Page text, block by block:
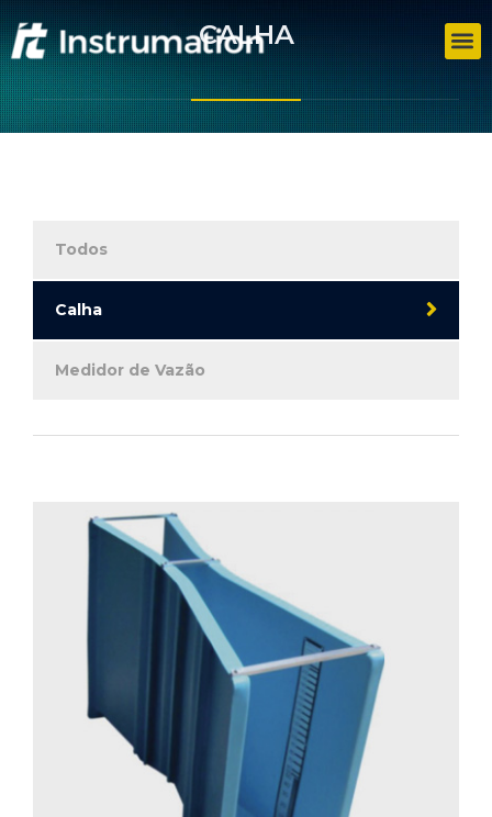
CALHA
Todos
Calha
Medidor de Vazão